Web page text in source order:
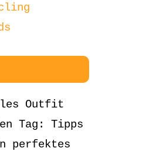
Outfit
Tag: Tipps
perfektes